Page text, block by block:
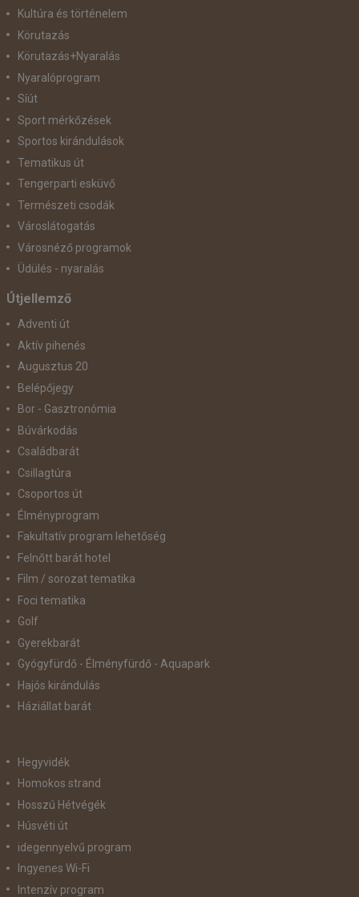
Kultúra és történelem
Körutazás
Körutazás+Nyaralás
Nyaralóprogram
Síút
Sport mérkőzések
Sportos kirándulások
Tematikus út
Tengerparti esküvő
Természeti csodák
Városlátogatás
Városnéző programok
Üdülés - nyaralás
Útjellemző
Adventi út
Aktív pihenés
Augusztus 20
Belépőjegy
Bor - Gasztronómia
Búvárkodás
Családbarát
Csillagtúra
Csoportos út
Élményprogram
Fakultatív program lehetőség
Felnőtt barát hotel
Film / sorozat tematika
Foci tematika
Golf
Gyerekbarát
Gyógyfürdő - Élményfürdő - Aquapark
Hajós kirándulás
Háziállat barát
Hegyvidék
Homokos strand
Hosszú Hétvégék
Húsvéti út
idegennyelvű program
Ingyenes Wi-Fi
Intenzív program